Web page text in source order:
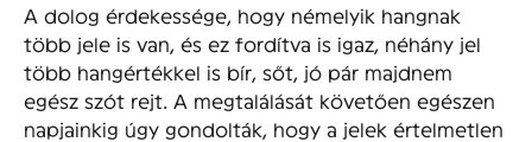
A dolog érdekessége, hogy némelyik hangnak
több jele is van, és ez fordítva is igaz, néhány jel
több hangértékkel is bír, sőt, jó pár majdnem
egész szót rejt. A megtalálását követően egészen
napjainkig úgy gondolták, hogy a jelek értelmetlen